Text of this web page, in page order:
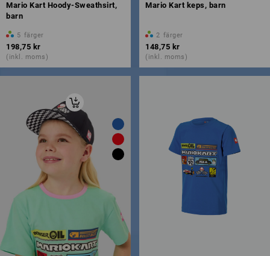
Mario Kart Hoody-Sweathsirt,
barn
5 färger
198,75 kr
(inkl. moms)
Mario Kart keps, barn
2 färger
148,75 kr
(inkl. moms)